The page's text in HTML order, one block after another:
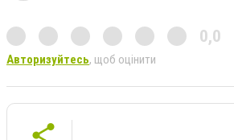
0,0
Авторизуйтесь, щоб оцінити